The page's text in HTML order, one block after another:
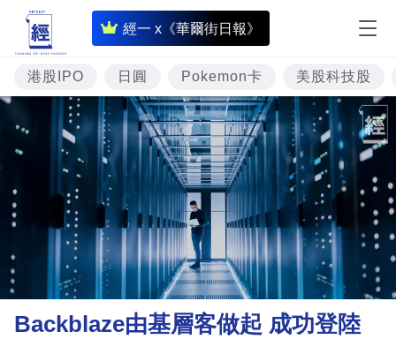
經一 x《華爾街日報》
即
時
財
經
專
題
投
資
樓
市
理
財
港股IPO 日圓 Pokemon卡 美股科技股
Backblaze由基層客做起 成功登陸